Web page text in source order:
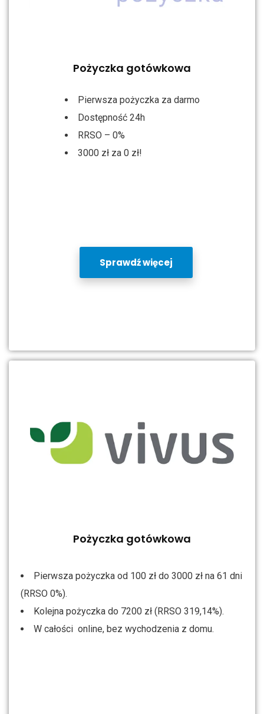
Pożyczka gotówkowa
Pierwsza pożyczka za darmo
Dostępność 24h
RRSO – 0%
3000 zł za 0 zł!
Sprawdź więcej
Pożyczka gotówkowa
Pierwsza pożyczka od 100 zł do 3000 zł na 61 dni
(RRSO 0%).
Kolejna pożyczka do 7200 zł (RRSO 319,14%).
W całości online, bez wychodzenia z domu.